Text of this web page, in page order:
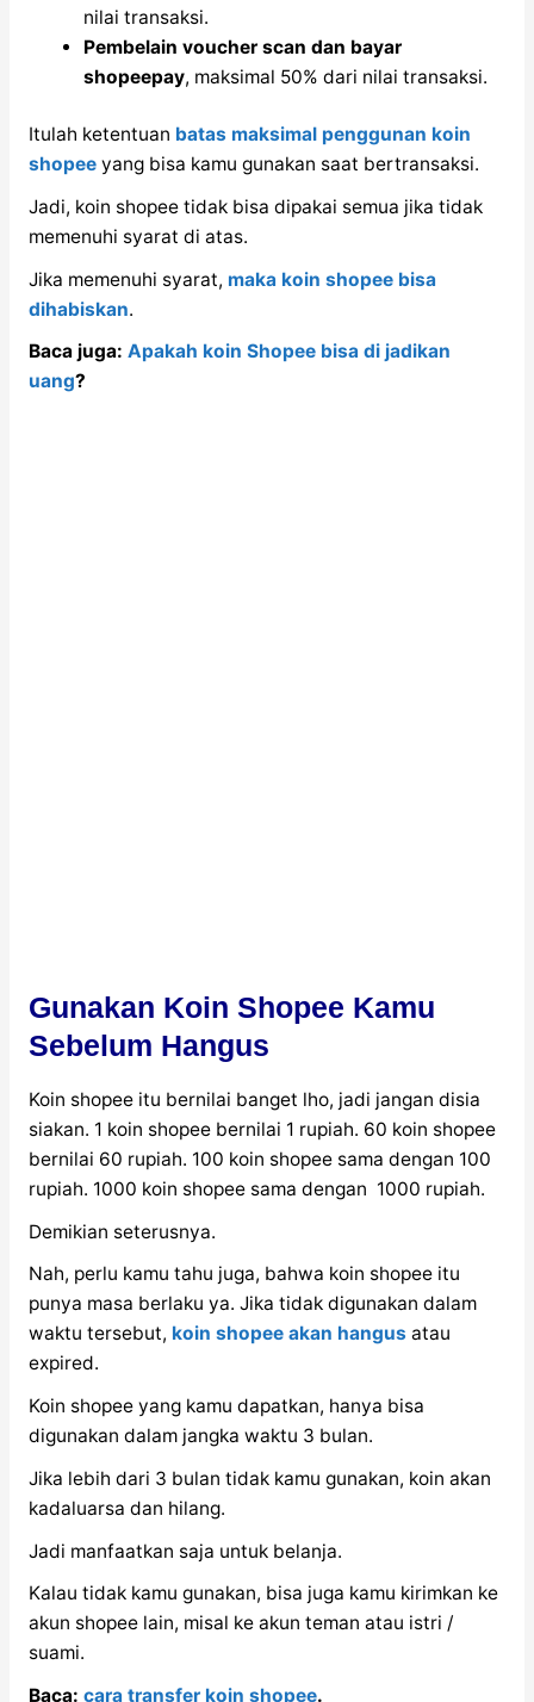
nilai transaksi.
Pembelain voucher scan dan bayar
shopeepay, maksimal 50% dari nilai transaksi.
Itulah ketentuan batas maksimal penggunan koin
shopee yang bisa kamu gunakan saat bertransaksi.
Jadi, koin shopee tidak bisa dipakai semua jika tidak
memenuhi syarat di atas.
Jika memenuhi syarat, maka koin shopee bisa
dihabiskan.
Baca juga: Apakah koin Shopee bisa di jadikan
uang?
Gunakan Koin Shopee Kamu
Sebelum Hangus
Koin shopee itu bernilai banget lho, jadi jangan disia
siakan. 1 koin shopee bernilai 1 rupiah. 60 koin shopee
bernilai 60 rupiah. 100 koin shopee sama dengan 100
rupiah. 1000 koin shopee sama dengan 1000 rupiah.
Demikian seterusnya.
Nah, perlu kamu tahu juga, bahwa koin shopee itu
punya masa berlaku ya. Jika tidak digunakan dalam
waktu tersebut, koin shopee akan hangus atau
expired.
Koin shopee yang kamu dapatkan, hanya bisa
digunakan dalam jangka waktu 3 bulan.
Jika lebih dari 3 bulan tidak kamu gunakan, koin akan
kadaluarsa dan hilang.
Jadi manfaatkan saja untuk belanja.
Kalau tidak kamu gunakan, bisa juga kamu kirimkan ke
akun shopee lain, misal ke akun teman atau istri /
suami.
Baca: cara transfer koin shopee.